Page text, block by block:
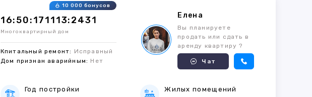
16:50:171113:2431
10 000 бонусов
Многоквартирный дом
Кпитальный ремонт: Исправный
Дом признан аварийным: Нет
Елена
Вы планируете
продать или сдать в
аренду квартиру ?
Чат
Год постройки Жилых помещений